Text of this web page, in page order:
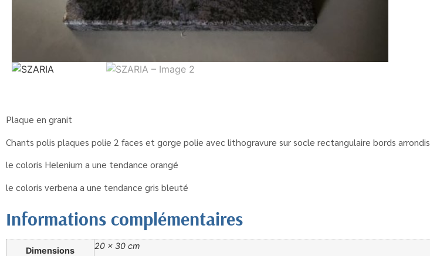
Plaque en granit
Chants polis plaques polie 2 faces et gorge polie avec lithogravure sur socle rectangulaire bords arrondis
le coloris Helenium a une tendance orangé
le coloris verbena a une tendance gris bleuté
Informations complémentaires
Dimensions 20 × 30 cm